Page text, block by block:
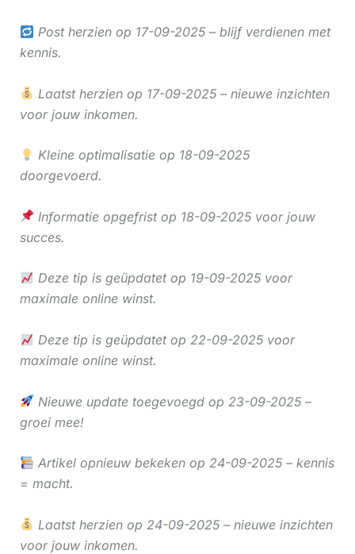
Post herzien op 17-09-2025 – blijf verdienen met
kennis.
Laatst herzien op 17-09-2025 – nieuwe inzichten
voor jouw inkomen.
Kleine optimalisatie op 18-09-2025
doorgevoerd.
Informatie opgefrist op 18-09-2025 voor jouw
succes.
Deze tip is geüpdatet op 19-09-2025 voor
maximale online winst.
Deze tip is geüpdatet op 22-09-2025 voor
maximale online winst.
Nieuwe update toegevoegd op 23-09-2025 –
groei mee!
Artikel opnieuw bekeken op 24-09-2025 – kennis
= macht.
Laatst herzien op 24-09-2025 – nieuwe inzichten
voor jouw inkomen.